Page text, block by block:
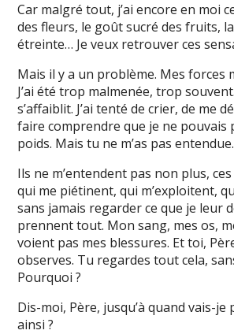
Car malgré tout, j’ai encore en moi
des fleurs, le goût sucré des fruits,
étreinte… Je veux retrouver ces
Mais il y a un problème. Mes forces
J’ai été trop malmenée, trop
s’affaiblit. J’ai tenté de crier, de me
faire comprendre que je ne pouvais
poids. Mais tu ne m’as pas entendue.
Ils ne m’entendent pas non plus,
qui me piétinent, qui m’exploitent,
sans jamais regarder ce que je leur
prennent tout. Mon sang, mes os,
voient pas mes blessures. Et toi,
observes. Tu regardes tout cela,
Pourquoi ?
Dis-moi, Père, jusqu’à quand vais-
ainsi ?